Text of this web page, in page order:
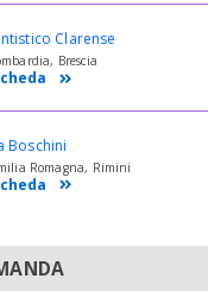
Clarense
Brescia
Boschini
Romagna, Rimini